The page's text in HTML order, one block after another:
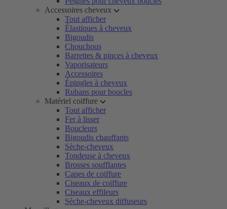
Accessoires cheveux
Tout afficher
Élastiques à cheveux
Bigoudis
Chouchous
Barrettes & pinces à cheveux
Vaporisateurs
Accessoires
Épingles à cheveux
Rubans pour boucles
Matériel coiffure
Tout afficher
Fer à lisser
Boucleurs
Bigoudis chauffants
Sèche-cheveux
Tondeuse à cheveux
Brosses soufflantes
Capes de coiffure
Ciseaux de coiffure
Ciseaux effileurs
Sèche-cheveux diffuseurs